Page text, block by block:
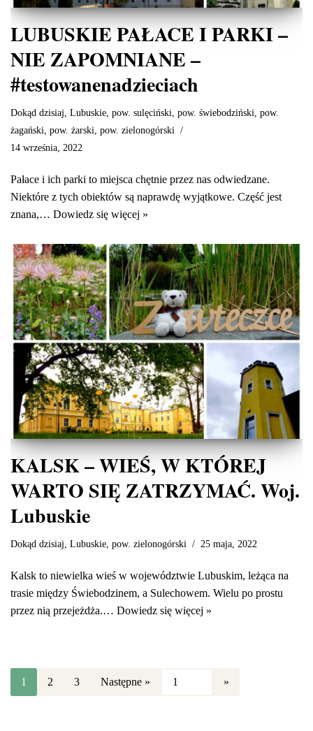
LUBUSKIE PAŁACE I PARKI –
NIE ZAPOMNIANE –
#testowanenadzieciach
Dokąd dzisiaj Lubuskie pow. sulęciński pow. świebodziński pow.
żagański pow. żarski pow. zielonogórski
14 września, 2022
Pałace i ich parki to miejsca chętnie przez nas odwiedzane.
Niektóre z tych obiektów są naprawdę wyjątkowe. Część jest
znana,… Dowiedz się więcej »
KALSK – WIEŚ, W KTÓREJ
WARTO SIĘ ZATRZYMAĆ. Woj.
Lubuskie
Dokąd dzisiaj Lubuskie pow. zielonogórski 25 maja, 2022
Kalsk to niewielka wieś w województwie Lubuskim, leżąca na
trasie między Świebodzinem, a Sulechowem. Wielu po prostu
przez nią przejeżdża.… Dowiedz się więcej »
1 2 3 Następne »